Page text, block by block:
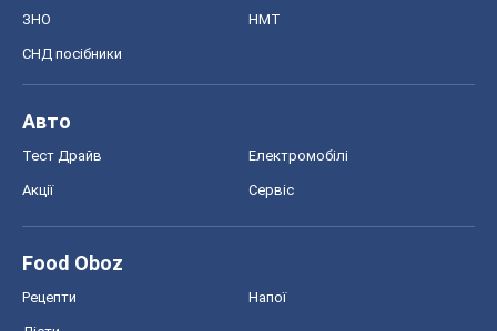
ЗНО НМТ
СНД посібники
Авто
Тест Драйв Електромобілі
Акції Сервіс
Food Oboz
Рецепти Напої